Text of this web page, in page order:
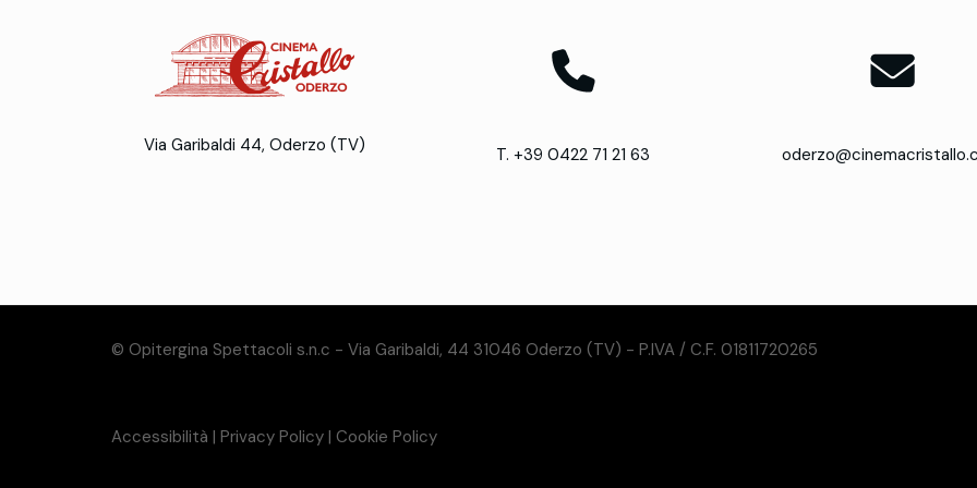
Via Garibaldi 44, Oderzo (TV) T. +39 0422 71 21 63
© Opitergina Spettacoli s.n.c - Via Garibaldi, 44 31046 Oderzo (TV) - P.IVA / C.F. 01811720265
Accessibilità | Privacy Policy | Cookie Policy